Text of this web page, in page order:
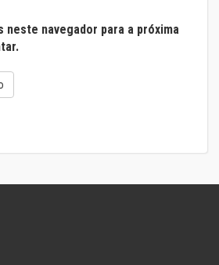
neste navegador para a próxima